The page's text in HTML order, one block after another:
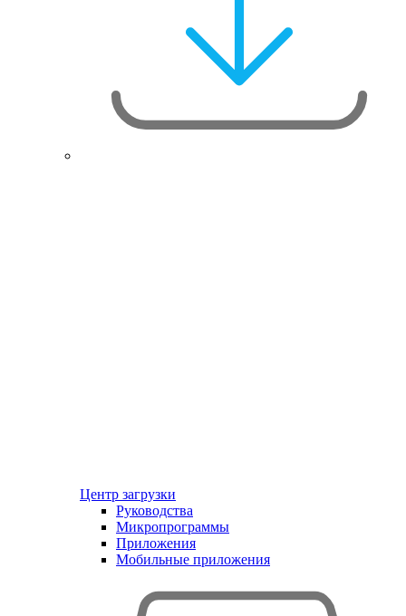
Центр загрузки
Руководства
Микропрограммы
Приложения
Мобильные приложения